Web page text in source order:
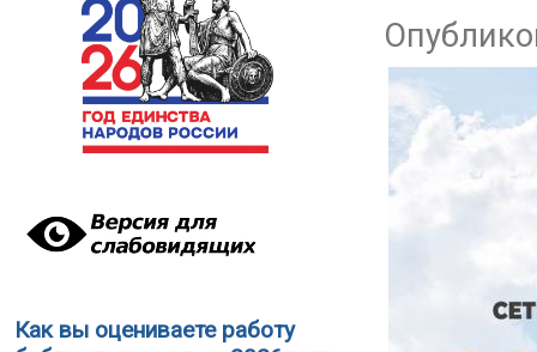
Как вы оцениваете работу